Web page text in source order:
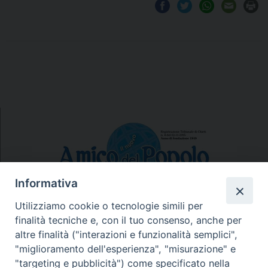
N.7/8 LUGLIO AGOSTO
N. 6 GIUGNO 2026
N°5 MAGGIO 2026
Informativa
Utilizziamo cookie o tecnologie simili per
finalità tecniche e, con il tuo consenso, anche per
altre finalità ("interazioni e funzionalità semplici",
"miglioramento dell'esperienza", "misurazione" e
"targeting e pubblicità") come specificato nella